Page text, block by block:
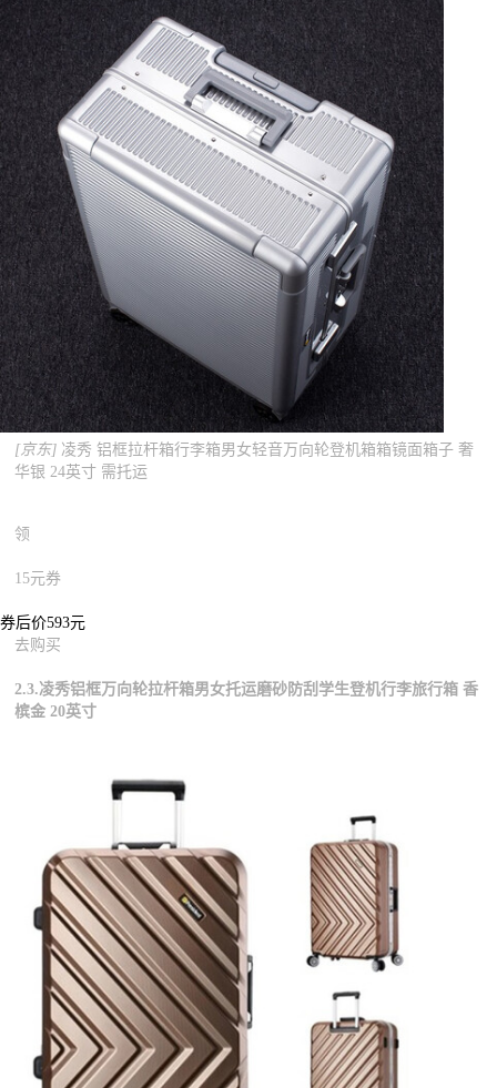
[京东] 凌秀 铝框拉杆箱行李箱男女轻音万向轮登机箱箱镜面箱子 奢
华银 24英寸 需托运
领
15元券
券后价593元
去购买
2.3.凌秀铝框万向轮拉杆箱男女托运磨砂防刮学生登机行李旅行箱 香
槟金 20英寸